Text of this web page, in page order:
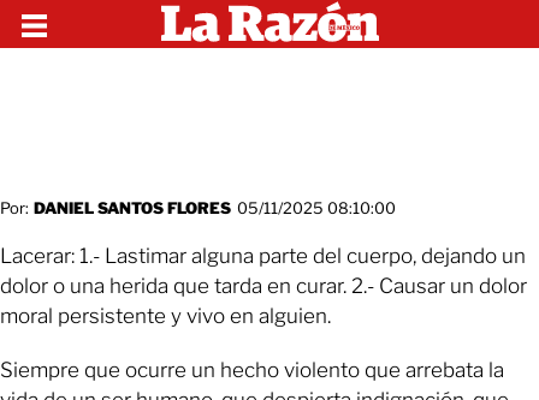
Por: DANIEL SANTOS FLORES 05/11/2025 08:10:00
Lacerar: 1.- Lastimar alguna parte del cuerpo, dejando un
dolor o una herida que tarda en curar. 2.- Causar un dolor
moral persistente y vivo en alguien.
Siempre que ocurre un hecho violento que arrebata la